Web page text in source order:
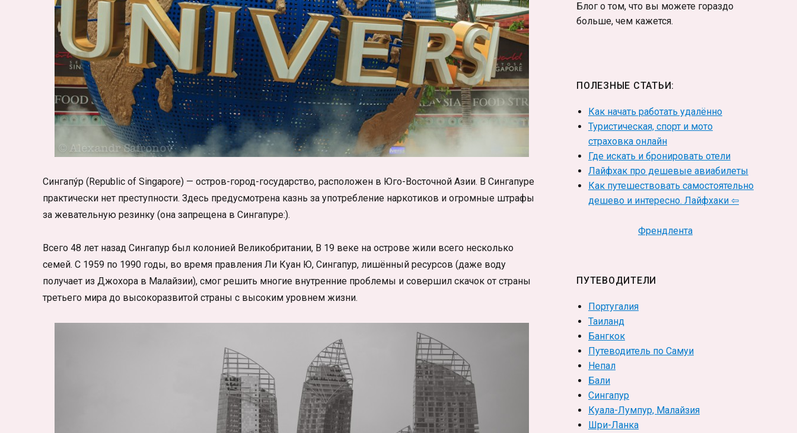
Сингапу́р (Republic of Singapore) — остров-город-государство, расположен в Юго-Восточной Азии. В Сингапуре
практически нет преступности. Здесь предусмотрена казнь за употребление наркотиков и огромные штрафы
за жевательную резинку (она запрещена в Сингапуре:).
Всего 48 лет назад Сингапур был колонией Великобритании, В 19 веке на острове жили всего несколько
семей. С 1959 по 1990 годы, во время правления Ли Куан Ю, Сингапур, лишённый ресурсов (даже воду
получает из Джохора в Малайзии), смог решить многие внутренние проблемы и совершил скачок от страны
третьего мира до высокоразвитой страны с высоким уровнем жизни.
Блог о том, что вы можете гораздо
больше, чем кажется.
ПОЛЕЗНЫЕ СТАТЬИ:
Как начать работать удалённо
Туристическая, спорт и мото
страховка онлайн
Где искать и бронировать отели
Лайфхак про дешевые авиабилеты
Как путешествовать самостоятельно
дешево и интересно. Лайфхаки ⇦
Френдлента
ПУТЕВОДИТЕЛИ
Португалия
Таиланд
Бангкок
Путеводитель по Самуи
Непал
Бали
Сингапур
Куала-Лумпур, Малайзия
Шри-Ланка